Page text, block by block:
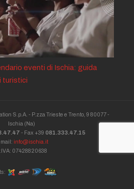
eventi di Ischia: guida
turistici
S.p.A. - P.zza Trieste e Trento, 9 80077 -
Ischia (Na)
- Fax +39 081.333.47.15
info@ischia.it
07428820638